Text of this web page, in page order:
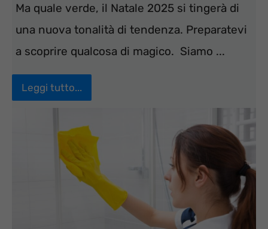
Ma quale verde, il Natale 2025 si tingerà di
una nuova tonalità di tendenza. Preparatevi
a scoprire qualcosa di magico. Siamo ...
Leggi tutto...